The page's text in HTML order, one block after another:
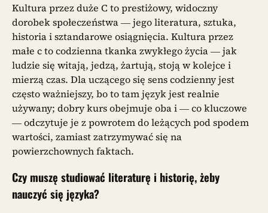
Kultura przez duże C to prestiżowy, widoczny
dorobek społeczeństwa — jego literatura, sztuka,
historia i sztandarowe osiągnięcia. Kultura przez
małe c to codzienna tkanka zwykłego życia — jak
ludzie się witają, jedzą, żartują, stoją w kolejce i
mierzą czas. Dla uczącego się sens codzienny jest
często ważniejszy, bo to tam język jest realnie
używany; dobry kurs obejmuje oba i — co kluczowe
— odczytuje je z powrotem do leżących pod spodem
wartości, zamiast zatrzymywać się na
powierzchownych faktach.
Czy muszę studiować literaturę i historię, żeby
nauczyć się języka?